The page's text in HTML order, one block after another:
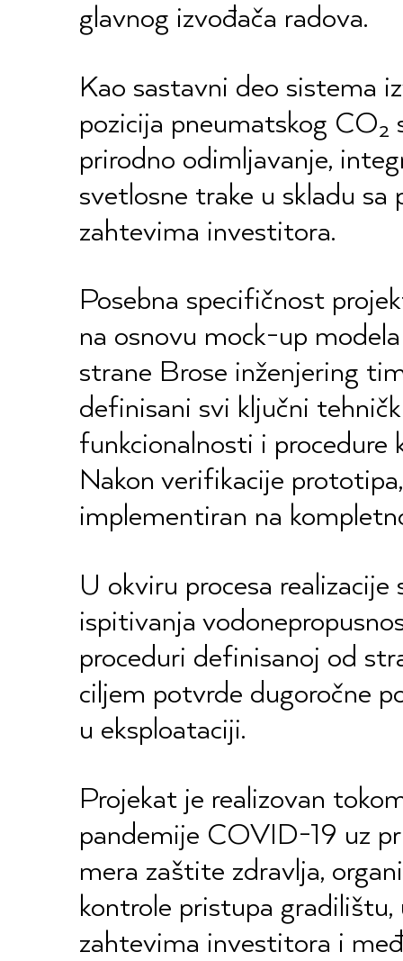
glavnog izvođača radova.
Kao sastavni deo sistema
pozicija pneumatskog CO₂
prirodno odimljavanje,
svetlosne trake u skladu sa
zahtevima investitora.
Posebna specifičnost
na osnovu mock-up
strane Brose inženjering
definisani svi ključni
funkcionalnosti i procedure
Nakon verifikacije
implementiran na
U okviru procesa realizacije
ispitivanja
proceduri definisanoj od
ciljem potvrde dugoročne
u eksploataciji.
Projekat je realizovan
pandemije COVID-19 uz
mera zaštite zdravlja,
kontrole pristupa gradilištu,
zahtevima investitora i